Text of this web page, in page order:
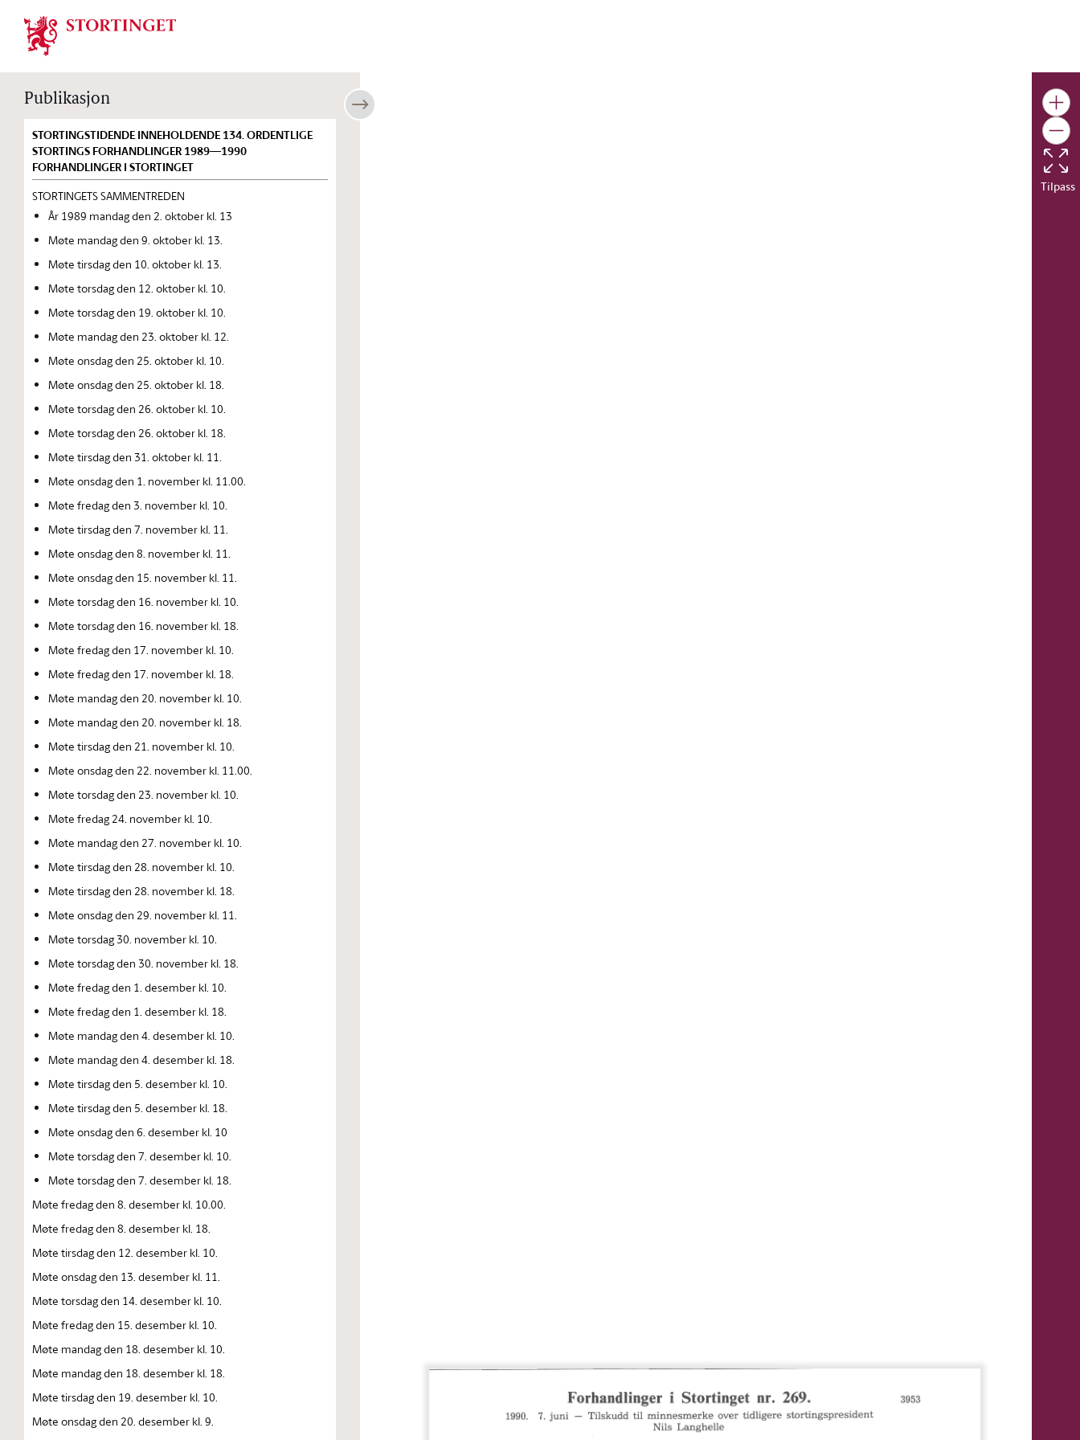
Stortinget.no
Publikasjon
STORTINGSTIDENDE INNEHOLDENDE 134. ORDENTLIGE
STORTINGS FORHANDLINGER 1989—1990
FORHANDLINGER I STORTINGET
STORTINGETS SAMMENTREDEN
År 1989 mandag den 2. oktober kl. 13
Møte mandag den 9. oktober kl. 13.
Møte tirsdag den 10. oktober kl. 13.
Møte torsdag den 12. oktober kl. 10.
Møte torsdag den 19. oktober kl. 10.
Møte mandag den 23. oktober kl. 12.
Møte onsdag den 25. oktober kl. 10.
Møte onsdag den 25. oktober kl. 18.
Møte torsdag den 26. oktober kl. 10.
Møte torsdag den 26. oktober kl. 18.
Møte tirsdag den 31. oktober kl. 11.
Møte onsdag den 1. november kl. 11.00.
Møte fredag den 3. november kl. 10.
Møte tirsdag den 7. november kl. 11.
Møte onsdag den 8. november kl. 11.
Møte onsdag den 15. november kl. 11.
Møte torsdag den 16. november kl. 10.
Møte torsdag den 16. november kl. 18.
Møte fredag den 17. november kl. 10.
Møte fredag den 17. november kl. 18.
Møte mandag den 20. november kl. 10.
Møte mandag den 20. november kl. 18.
Møte tirsdag den 21. november kl. 10.
Møte onsdag den 22. november kl. 11.00.
Møte torsdag den 23. november kl. 10.
Møte fredag 24. november kl. 10.
Møte mandag den 27. november kl. 10.
Møte tirsdag den 28. november kl. 10.
Møte tirsdag den 28. november kl. 18.
Møte onsdag den 29. november kl. 11.
Møte torsdag 30. november kl. 10.
Møte torsdag den 30. november kl. 18.
Møte fredag den 1. desember kl. 10.
Møte fredag den 1. desember kl. 18.
Møte mandag den 4. desember kl. 10.
Møte mandag den 4. desember kl. 18.
Møte tirsdag den 5. desember kl. 10.
Møte tirsdag den 5. desember kl. 18.
Møte onsdag den 6. desember kl. 10
Møte torsdag den 7. desember kl. 10.
Møte torsdag den 7. desember kl. 18.
Møte fredag den 8. desember kl. 10.00.
Møte fredag den 8. desember kl. 18.
Møte tirsdag den 12. desember kl. 10.
Møte onsdag den 13. desember kl. 11.
Møte torsdag den 14. desember kl. 10.
Møte fredag den 15. desember kl. 10.
Møte mandag den 18. desember kl. 10.
Møte mandag den 18. desember kl. 18.
Møte tirsdag den 19. desember kl. 10.
Møte onsdag den 20. desember kl. 9.